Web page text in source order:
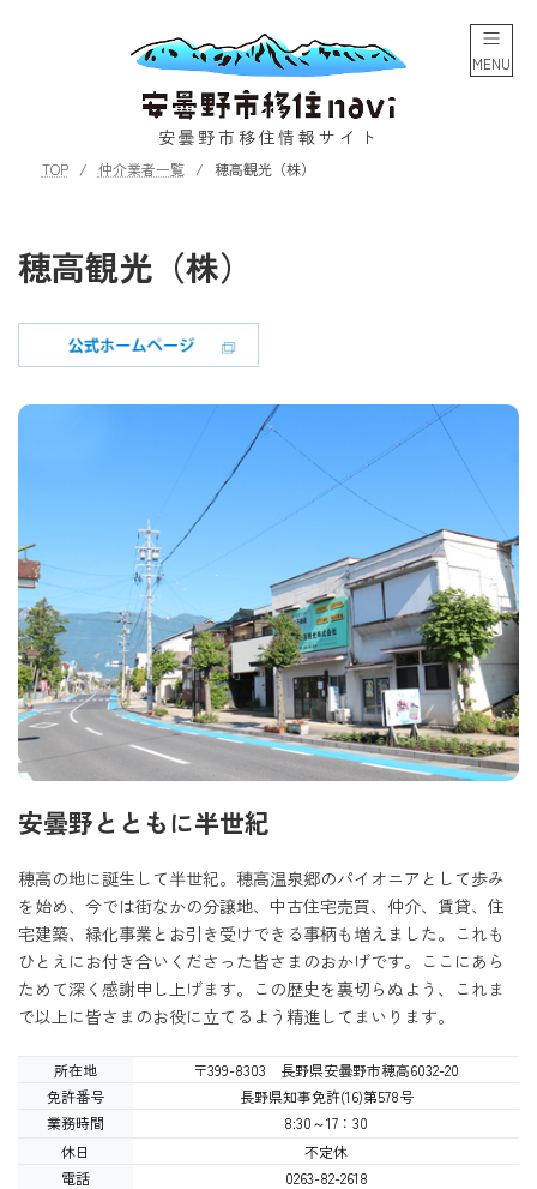
安曇野市移住情報サイト
TOP 仲介業者一覧 穂高観光（株）
穂高観光（株）
安曇野とともに半世紀
穂高の地に誕生して半世紀。穂高温泉郷のパイオニアとして歩み
を始め、今では街なかの分譲地、中古住宅売買、仲介、賃貸、住
宅建築、緑化事業とお引き受けできる事柄も増えました。これも
ひとえにお付き合いくださった皆さまのおかげです。ここにあら
ためて深く感謝申し上げます。この歴史を裏切らぬよう、これま
で以上に皆さまのお役に立てるよう精進してまいります。
所在地
〒399-8303 長野県安曇野市穂高6032-20
免許番号
長野県知事免許(16)第578号
業務時間
8:30～17：30
休日
不定休
電話
0263-82-2618
MENU